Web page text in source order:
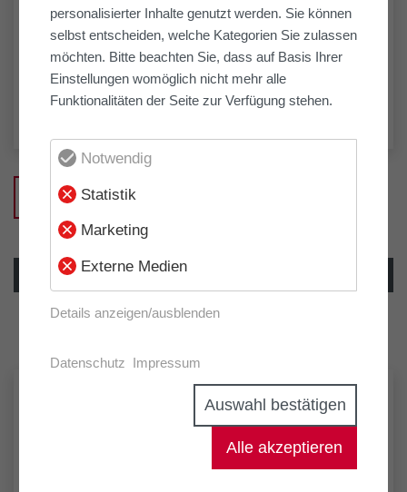
Zurück zur Übersicht
VORHERIGER
ARTIKEL
ARTIKEL
NEUESTE ARTIKEL
personalisierter Inhalte genutzt werden. Sie können
selbst entscheiden, welche Kategorien Sie zulassen
möchten. Bitte beachten Sie, dass auf Basis Ihrer
Einstellungen womöglich nicht mehr alle
Funktionalitäten der Seite zur Verfügung stehen.
Notwendig
Statistik
Marketing
Externe Medien
Details anzeigen/ausblenden
Auswahl bestätigen
Alle akzeptieren
Datenschutz Impressum